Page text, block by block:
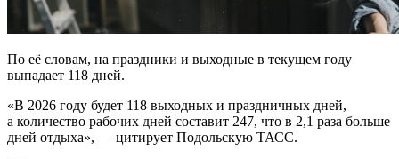
По её словам, на праздники и выходные в текущем году
выпадает 118 дней.
«В 2026 году будет 118 выходных и праздничных дней,
а количество рабочих дней составит 247, что в 2,1 раза больше
дней отдыха», — цитирует Подольскую ТАСС.